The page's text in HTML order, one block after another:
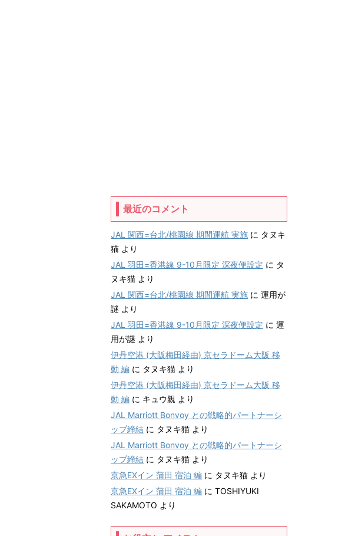
最近のコメント
JAL 関西=台北/桃園線 期間運航 実施 に タヌキ
猫 より
JAL 羽田=香港線 9-10月限定 深夜便設定 に タ
ヌキ猫 より
JAL 関西=台北/桃園線 期間運航 実施 に 運用が
謎 より
JAL 羽田=香港線 9-10月限定 深夜便設定 に 運
用が謎 より
伊丹空港 (大阪梅田経由) 京セラドーム大阪 移
動 編 に タヌキ猫 より
伊丹空港 (大阪梅田経由) 京セラドーム大阪 移
動 編 に キュウ親 より
JAL Marriott Bonvoy との戦略的パートナーシ
ップ締結 に タヌキ猫 より
JAL Marriott Bonvoy との戦略的パートナーシ
ップ締結 に タヌキ猫 より
京急EXイン 蒲田 宿泊 編 に タヌキ猫 より
京急EXイン 蒲田 宿泊 編 に TOSHIYUKI
SAKAMOTO より